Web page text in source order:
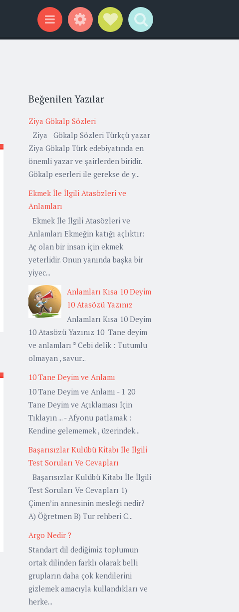
Menu WidgetsSocial Links
Search
Beğenilen Yazılar
Ziya Gökalp Sözleri
Ziya Gökalp Sözleri Türkçü yazar
Ziya Gökalp Türk edebiyatında en
önemli yazar ve şairlerden biridir.
Gökalp eserleri ile gerekse de y...
Ekmek İle İlgili Atasözleri ve
Anlamları
Ekmek İle İlgili Atasözleri ve
Anlamları Ekmeğin katığı açlıktır:
Aç olan bir insan için ekmek
yeterlidir. Onun yanında başka bir
yiyec...
Anlamları Kısa 10 Deyim
10 Atasözü Yazınız
Anlamları Kısa 10 Deyim
10 Atasözü Yazınız 10 Tane deyim
ve anlamları * Cebi delik : Tutumlu
olmayan , savur...
10 Tane Deyim ve Anlamı
10 Tane Deyim ve Anlamı - 1 20
Tane Deyim ve Açıklaması İçin
Tıklayın ... - Afyonu patlamak :
Kendine gelememek , üzerindek...
Başarısızlar Kulübü Kitabı İle İlgili
Test Soruları Ve Cevapları
Başarısızlar Kulübü Kitabı İle İlgili
Test Soruları Ve Cevapları 1)
Çimen’in annesinin mesleği nedir?
A) Öğretmen B) Tur rehberi C...
Argo Nedir ?
Standart dil dediğimiz toplumun
ortak dilinden farklı olarak belli
grupların daha çok kendilerini
gizlemek amacıyla kullandıkları ve
herke...